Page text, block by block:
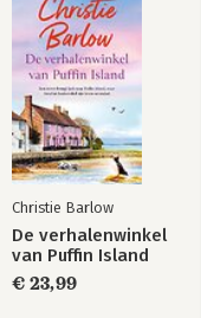
Christie Barlow
De verhalenwinkel
van Puffin Island
€ 23,99